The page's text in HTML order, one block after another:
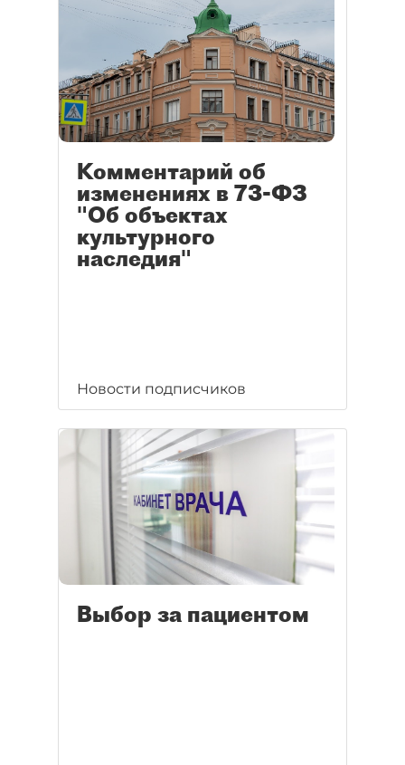
Комментарий об
изменениях в 73-ФЗ
"Об объектах
культурного
наследия"
Новости подписчиков
Выбор за пациентом